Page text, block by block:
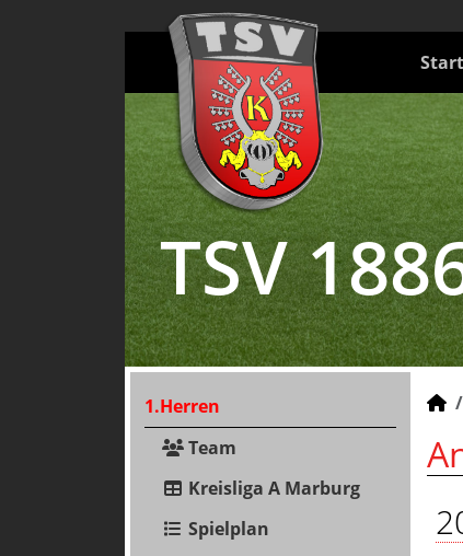
TSV
1.Herren
Team
Kreisliga A Marburg
Spielplan